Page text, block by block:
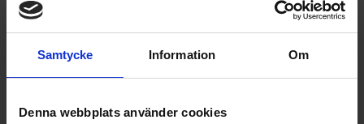
Samtycke Information Om
Denna webbplats använder cookies
Varumärke: